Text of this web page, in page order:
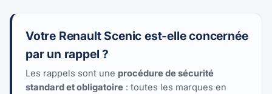
Votre Renault Scenic est-elle concernée
par un rappel ?
Les rappels sont une procédure de sécurité
standard et obligatoire : toutes les marques en